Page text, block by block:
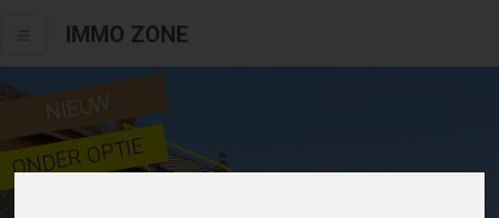
IMMO ZONE
NIEUW
ONDER OPTIE